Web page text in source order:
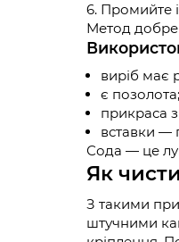
Промийте
Метод добре
виріб має
є позолота;
прикраса
вставки —
Сода — це
Як
З такими
штучними